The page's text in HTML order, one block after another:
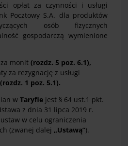
opłat za czynności i usługi
Pocztowy S.A. dla produktów
osób fizycznych
gospodarczą wymienione
monit (rozdz. 5 poz. 6.1),
za rezygnację z usługi
(rozdz. 1 poz. 5.1).
w Taryfie jest § 64 ust.1 pkt.
z dnia 31 lipca 2019 r.
w celu ograniczenia
(zwanej dalej „Ustawą”).